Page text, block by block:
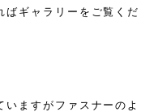
ばギャラリーをご覧くだ
ますがファスナーのよ